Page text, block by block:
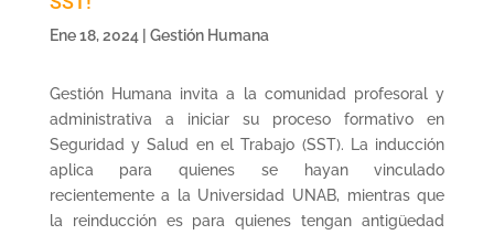
Ene 18, 2024 Gestión Humana
Gestión Humana invita a la comunidad profesoral y
administrativa a iniciar su proceso formativo en
Seguridad y Salud en el Trabajo (SST). La inducción
aplica para quienes se hayan vinculado
recientemente a la Universidad UNAB, mientras que
la reinducción es para quienes tengan antigüedad